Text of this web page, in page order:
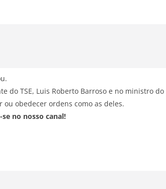
do TSE, Luis Roberto Barroso e no ministro do
obedecer ordens como as deles.
se no nosso canal!